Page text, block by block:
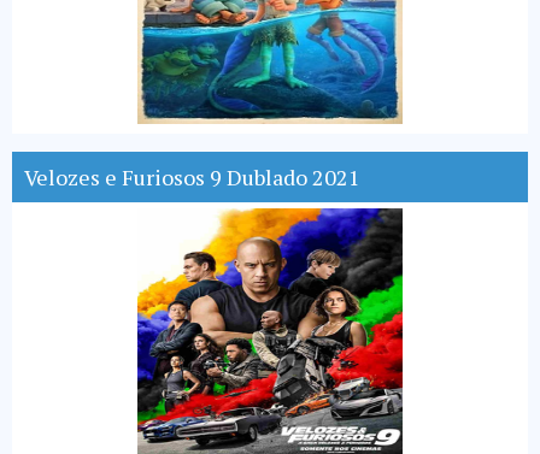
Velozes e Furiosos 9 Dublado 2021